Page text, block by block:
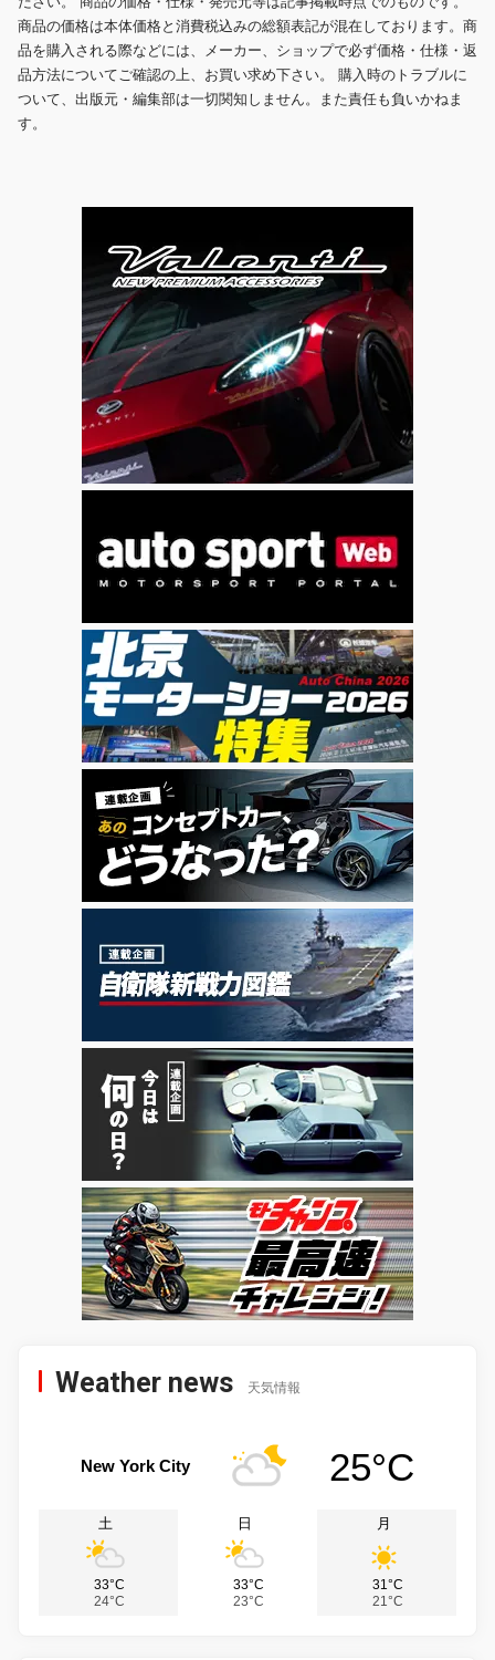
商品の価格は本体価格と消費税込みの総額表記が混在しております。商
品を購入される際などには、メーカー、ショップで必ず価格・仕様・返
品方法についてご確認の上、お買い求め下さい。 購入時のトラブルに
ついて、出版元・編集部は一切関知しません。また責任も負いかねま
す。
Weather news 天気情報
New York City 25°C
土
33°C
24°C
日
33°C
23°C
月
31°C
21°C